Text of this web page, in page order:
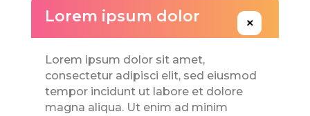
Lorem ipsum dolor
Lorem ipsum dolor sit amet,
consectetur adipisci elit, sed eiusmod
tempor incidunt ut labore et dolore
magna aliqua. Ut enim ad minim